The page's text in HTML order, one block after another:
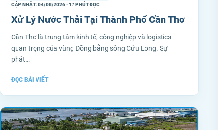
CẬP NHẬT: 04/08/2026 · 17 PHÚT ĐỌC
Xử Lý Nước Thải Tại Thành Phố Cần Thơ
Cần Thơ là trung tâm kinh tế, công nghiệp và logistics
quan trọng của vùng Đồng bằng sông Cửu Long. Sự
phát…
ĐỌC BÀI VIẾT →